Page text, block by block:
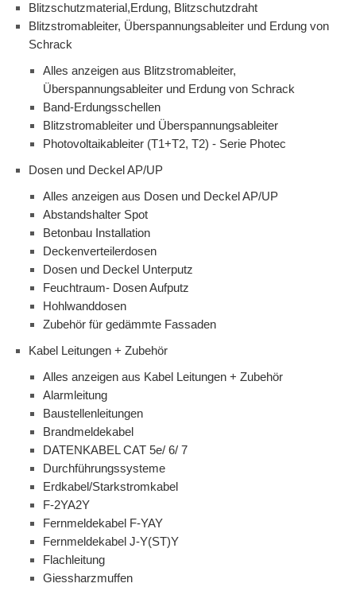
Blitzschutzmaterial,Erdung, Blitzschutzdraht
Blitzstromableiter, Überspannungsableiter und Erdung von
Schrack
Alles anzeigen aus Blitzstromableiter,
Überspannungsableiter und Erdung von Schrack
Band-Erdungsschellen
Blitzstromableiter und Überspannungsableiter
Photovoltaikableiter (T1+T2, T2) - Serie Photec
Dosen und Deckel AP/UP
Alles anzeigen aus Dosen und Deckel AP/UP
Abstandshalter Spot
Betonbau Installation
Deckenverteilerdosen
Dosen und Deckel Unterputz
Feuchtraum- Dosen Aufputz
Hohlwanddosen
Zubehör für gedämmte Fassaden
Kabel Leitungen + Zubehör
Alles anzeigen aus Kabel Leitungen + Zubehör
Alarmleitung
Baustellenleitungen
Brandmeldekabel
DATENKABEL CAT 5e/ 6/ 7
Durchführungssysteme
Erdkabel/Starkstromkabel
F-2YA2Y
Fernmeldekabel F-YAY
Fernmeldekabel J-Y(ST)Y
Flachleitung
Giessharzmuffen